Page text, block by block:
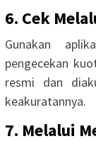
6. Cek
Gunakan
pengecekan
resmi dan
keakuratannya.
7. Melalui